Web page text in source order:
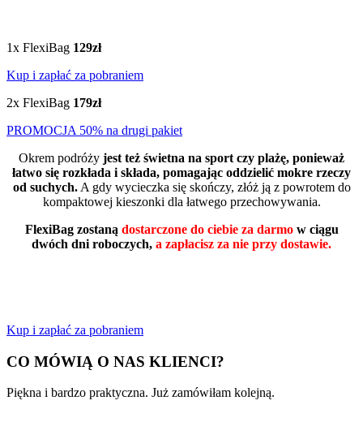
1x FlexiBag 129zł
Kup i zapłać za pobraniem
2x FlexiBag 179zł
PROMOCJA 50% na drugi pakiet
Okrem podróży jest też świetna na sport czy plażę, ponieważ
łatwo się rozkłada i składa, pomagając oddzielić mokre rzeczy
od suchych.A gdy wycieczka się skończy, złóż ją z powrotem do
kompaktowej kieszonki dla łatwego przechowywania.
FlexiBag zostaną dostarczone do ciebie za darmo w ciągu
dwóch dni roboczych, a zapłacisz za nie przy dostawie.
Kup i zapłać za pobraniem
CO MÓWIĄ O NAS KLIENCI?
Piękna i bardzo praktyczna. Już zamówiłam kolejną.